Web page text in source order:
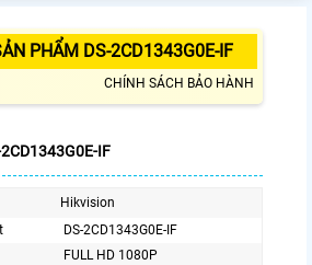
PHẨM DS-2CD1343G0E-IF
CHÍNH SÁCH BẢO HÀNH
IF
Hikvision
DS-2CD1343G0E-IF
FULL HD 1080P